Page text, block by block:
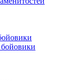
бойовики